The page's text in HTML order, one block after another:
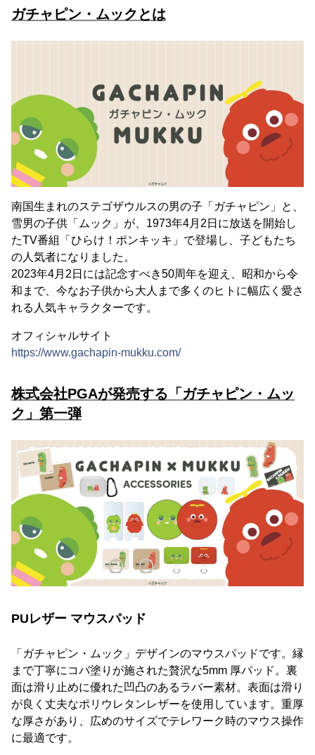
ガチャピン・ムックとは
南国生まれのステゴザウルスの男の子「ガチャピン」と、
雪男の子供「ムック」が、1973年4月2日に放送を開始し
たTV番組「ひらけ！ポンキッキ」で登場し、子どもたち
の人気者になりました。
2023年4月2日には記念すべき50周年を迎え、昭和から令
和まで、今なお子供から大人まで多くのヒトに幅広く愛さ
れる人気キャラクターです。
オフィシャルサイト
https://www.gachapin-mukku.com/
株式会社PGAが発売する「ガチャピン・ムッ
ク」第一弾
PUレザー マウスパッド
「ガチャピン・ムック」デザインのマウスパッドです。縁
まで丁寧にコバ塗りが施された贅沢な5mm 厚パッド。裏
面は滑り止めに優れた凹凸のあるラバー素材。表面は滑り
が良く丈夫なポリウレタンレザーを使用しています。重厚
な厚さがあり、広めのサイズでテレワーク時のマウス操作
に最適です。